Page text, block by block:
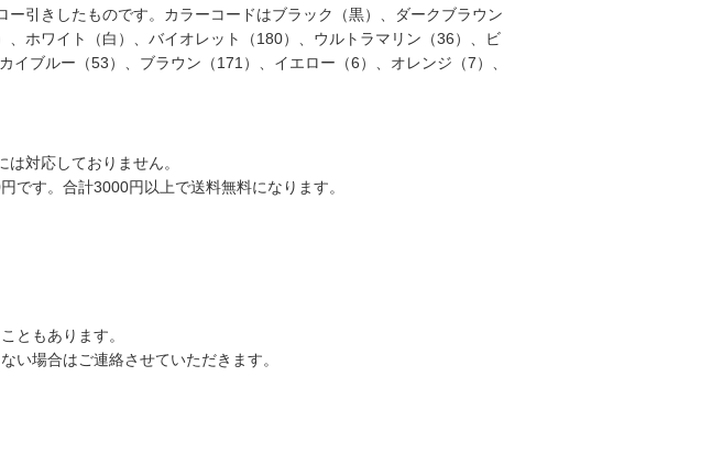
引きしたものです。カラーコードはブラック（黒）、ダークブラウン
、ホワイト（白）、バイオレット（180）、ウルトラマリン（36）、ビ
イブルー（53）、ブラウン（171）、イエロー（6）、オレンジ（7）、
対応しておりません。
です。合計3000円以上で送料無料になります。
ともあります。
場合はご連絡させていただきます。